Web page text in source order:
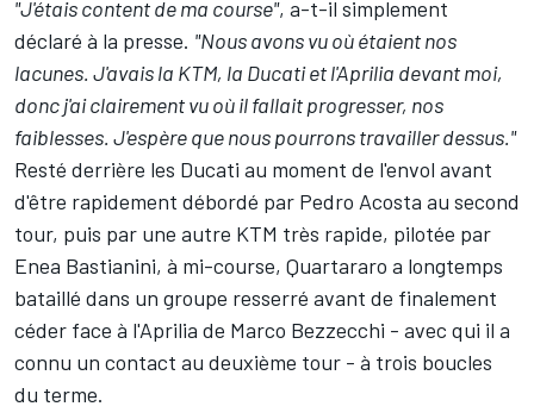
"J'étais content de ma course", a-t-il simplement
déclaré à la presse. "Nous avons vu où étaient nos
lacunes. J'avais la KTM, la Ducati et l'Aprilia devant moi,
donc j'ai clairement vu où il fallait progresser, nos
faiblesses. J'espère que nous pourrons travailler dessus."
Resté derrière les Ducati au moment de l'envol avant
d'être rapidement débordé par Pedro Acosta au second
tour, puis par une autre KTM très rapide, pilotée par
Enea Bastianini, à mi-course, Quartararo a longtemps
bataillé dans un groupe resserré avant de finalement
céder face à l'Aprilia de Marco Bezzecchi - avec qui il a
connu un contact au deuxième tour - à trois boucles
du terme.